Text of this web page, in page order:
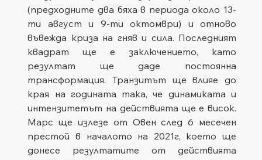
(предходните два бяха в периода около 13-
ти август и 9-ти октомври) и отново
въвежда криза на гняв и сила. Последният
квадрат ще е заключението, като
резултат ще даде постоянна
трансформация. Транзитът ще влияе до
края на годината така, че динамиката и
интензитетът на действията ще е висок.
Марс ще излезе от Овен след 6 месечен
престой в началото на 2021г, което ще
донесе резултатите от действията